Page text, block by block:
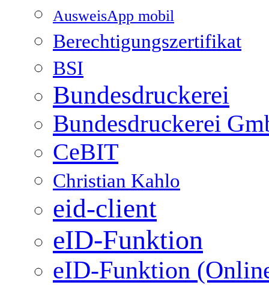
AusweisApp mobil
Berechtigungszertifikat
BSI
Bundesdruckerei
Bundesdruckerei
CeBIT
Christian Kahlo
eid-client
eID-Funktion
eID-Funktion